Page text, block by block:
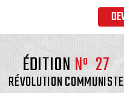
ÉDITION Nº 27
RÉVOLUTION COMMUNISTE